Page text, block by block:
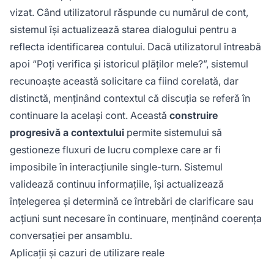
vizat. Când utilizatorul răspunde cu numărul de cont,
sistemul își actualizează starea dialogului pentru a
reflecta identificarea contului. Dacă utilizatorul întreabă
apoi “Poți verifica și istoricul plăților mele?”, sistemul
recunoaște această solicitare ca fiind corelată, dar
distinctă, menținând contextul că discuția se referă în
continuare la același cont. Această construire
progresivă a contextului permite sistemului să
gestioneze fluxuri de lucru complexe care ar fi
imposibile în interacțiunile single-turn. Sistemul
validează continuu informațiile, își actualizează
înțelegerea și determină ce întrebări de clarificare sau
acțiuni sunt necesare în continuare, menținând coerența
conversației per ansamblu.
Aplicații și cazuri de utilizare reale